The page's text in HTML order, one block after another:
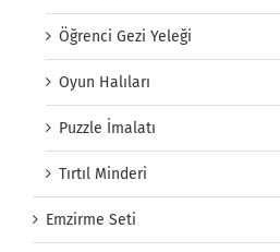
Öğrenci Gezi Yeleği
Oyun Halıları
Puzzle İmalatı
Tırtıl Minderi
Emzirme Seti